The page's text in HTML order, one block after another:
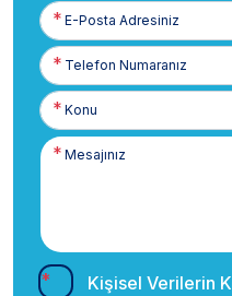
E-
Posta
Telefon
Numaranız
Kişisel Verilerin